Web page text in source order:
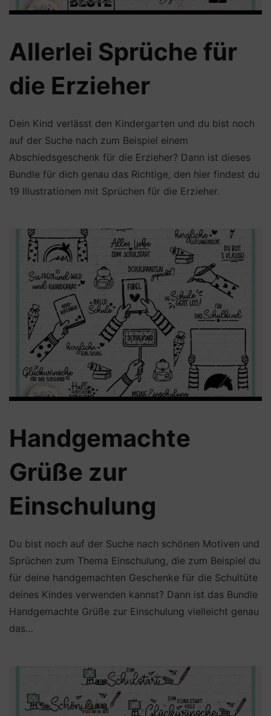
Allerlei Sprüche für
die Erzieher
Dein Kind verlässt den Kindergarten und du bist noch
auf der Suche nach zum Beispiel einem
Abschiedsgeschenk für die Erzieher? Dann ist dieses
Bundle für dich genau das Richtige, den hier findest du
19 Illustrationen mit Sprüchen für die Erzieher.
Handgemachte
Grüße zur
Einschulung
Du bist noch auf der Suche nach schönen Motiven und
Sprüchen zum Thema Einschulung, die zum Beispiel du
für deine handgemachten Geschenke für die Schultüte
deines Kindes verwenden kannst? Dann ist das Bundle
Handgemachte Grüße zur Einschulung vielleicht genau
das…